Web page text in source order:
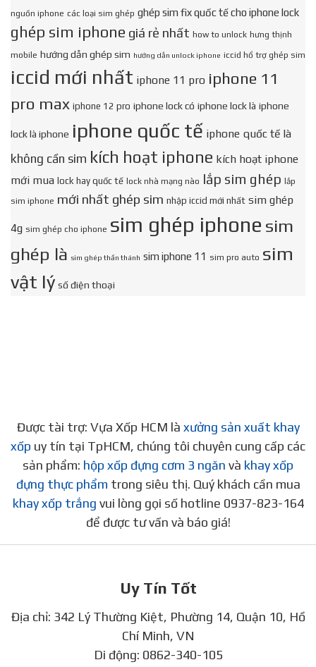
nguồn iphone các loại sim ghép ghép sim fix quốc tế cho iphone lock
ghép sim iphone giá rẻ nhất how to unlock hưng thịnh
mobile hướng dẫn ghép sim hướng dẫn unlock iphone iccid hổ trợ ghép sim
iccid mới nhất iphone 11 pro iphone 11
pro max iphone 12 pro iphone lock có iphone lock là iphone
lock là iphone iphone quốc tế iphone quốc tế là
không cần sim kích hoạt iphone kích hoạt iphone
mới mua lock hay quốc tế lock nhà mạng nào lắp sim ghép lắp
sim iphone mới nhất ghép sim nhập iccid mới nhất sim ghép
4g sim ghép cho iphone sim ghép iphone sim
ghép là sim ghép thần thánh sim iphone 11 sim pro auto sim
vật lý số điện thoại
Được tài trợ: Vựa Xốp HCM là xưởng sản xuất khay
xốp uy tín tại TpHCM, chúng tôi chuyên cung cấp các
sản phẩm: hộp xốp đựng cơm 3 ngăn và khay xốp
đựng thực phẩm trong siêu thị. Quý khách cần mua
khay xốp trắng vui lòng gọi số hotline 0937-823-164
để được tư vấn và báo giá!
Uy Tín Tốt
Địa chỉ: 342 Lý Thường Kiệt, Phường 14, Quận 10, Hồ
Chí Minh, VN
Di động: 0862-340-105